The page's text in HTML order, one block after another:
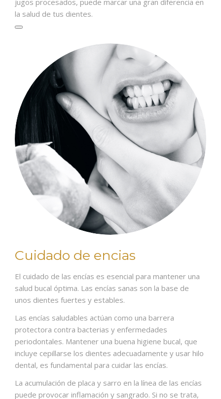
la salud de tus dientes.
Cuidado de encias
El cuidado de las encías es esencial para mantener una
salud bucal óptima. Las encías sanas son la base de
unos dientes fuertes y estables.
Las encías saludables actúan como una barrera
protectora contra bacterias y enfermedades
periodontales. Mantener una buena higiene bucal, que
incluye cepillarse los dientes adecuadamente y usar hilo
dental, es fundamental para cuidar las encías.
La acumulación de placa y sarro en la línea de las encías
puede provocar inflamación y sangrado. Si no se trata,